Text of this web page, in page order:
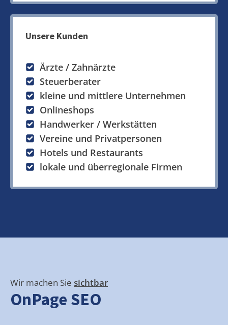
Unsere Kunden
Ärzte / Zahnärzte
Steuerberater
kleine und mittlere Unternehmen
Onlineshops
Handwerker / Werkstätten
Vereine und Privatpersonen
Hotels und Restaurants
lokale und überregionale Firmen
Wir machen Sie sichtbar
OnPage SEO